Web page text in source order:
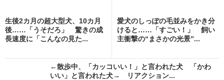
生後2カ月の超大型犬、10カ月
後……「うそだろ」 驚きの成
長速度に「こんなの見た...
愛犬のしっぽの毛並みをかき分
けると……「すごい！」 飼い
主衝撃の“まさかの光景”...
←散歩中、「カッコいい！」と言われた犬 「かわ
いい」と言われた犬→ リアクション...